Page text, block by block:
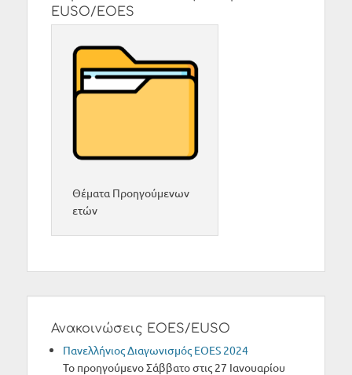
EUSO/EOES
Θέματα Προηγούμενων
ετών
Ανακοινώσεις EOES/EUSO
Πανελλήνιος Διαγωνισμός ΕΟΕS 2024
Το προηγούμενο Σάββατο στις 27 Ιανουαρίου